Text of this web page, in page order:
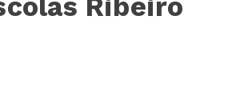
Ribeiro